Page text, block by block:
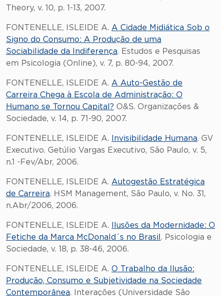
Theory, v. 10, p. 1-13, 2007.
FONTENELLE, ISLEIDE A. A Cidade Midiática Sob o
Signo do Consumo: A Produção de uma
Sociabilidade da Indiferença. Estudos e Pesquisas
em Psicologia (Online), v. 7, p. 80-94, 2007.
FONTENELLE, ISLEIDE A. A Auto-Gestão de
Carreira Chega à Escola de Administração: O
Humano se Tornou Capital? O&S. Organizações &
Sociedade, v. 14, p. 71-90, 2007.
FONTENELLE, ISLEIDE A. Invisibilidade Humana. GV
Executivo. Getúlio Vargas Executivo, São Paulo, v. 5,
n.1 -Fev/Abr, 2006.
FONTENELLE, ISLEIDE A. Autogestão Estratégica
de Carreira. HSM Management, São Paulo, v. No. 31,
n.Abr/2006, 2006.
FONTENELLE, ISLEIDE A.
Ilusões da Modernidade: O
Fetiche da Marca McDonald´s no Brasil . Psicologia e
Sociedade, v. 18, p. 38-46, 2006.
FONTENELLE, ISLEIDE A. O Trabalho da Ilusão:
Produção, Consumo e Subjetividade na Sociedade
Contemporânea. Interações (Universidade São